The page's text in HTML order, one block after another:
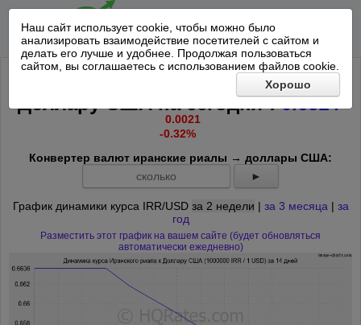
Наш сайт использует cookie, чтобы можно было
анализировать взаимодействие посетителей с сайтом и
делать его лучше и удобнее. Продолжая пользоваться
сайтом, вы соглашаетесь с использованием файлов cookie.
Хорошо
Курс 1000000 Иранский риал к
Доллару США насегодня*:0.6514-
0.0021
-0.32%
Конвертер валют иранские риалы → доллары США:
►
График динамики курса IRR/USD за 2 недели | за 3 месяца | за
год
Разместить этот график на вашем сайте (будет обновляться
автоматически ежедневно)